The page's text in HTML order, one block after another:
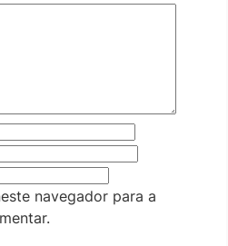
navegador para a